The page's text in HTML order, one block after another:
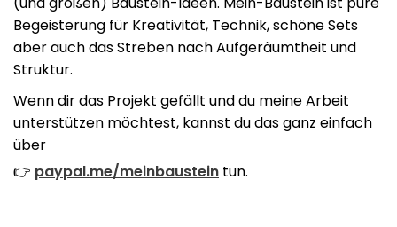
Begeisterung für Kreativität, Technik, schöne Sets
aber auch das Streben nach Aufgeräumtheit und
Struktur.
Wenn dir das Projekt gefällt und du meine Arbeit
unterstützen möchtest, kannst du das ganz einfach
über
👉 paypal.me/meinbaustein tun.